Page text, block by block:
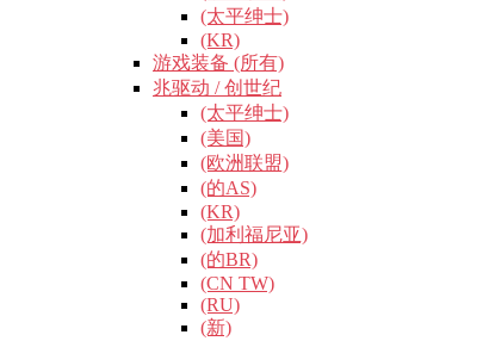
(太平绅士)
(KR)
游戏装备 (所有)
兆驱动 / 创世纪
(太平绅士)
(美国)
(欧洲联盟)
(的AS)
(KR)
(加利福尼亚)
(的BR)
(CN TW)
(RU)
(新)